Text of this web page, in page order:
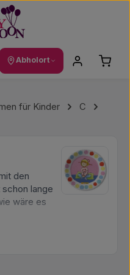
Abholort
für Kinder
C
den
lange
wäre es
ganz im
was
Becher